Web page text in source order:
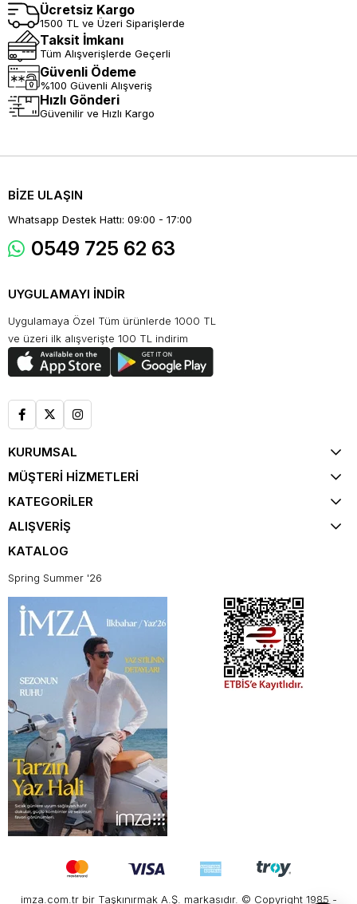
Ücretsiz Kargo
1500 TL ve Üzeri Siparişlerde
Taksit İmkanı
Tüm Alışverişlerde Geçerli
Güvenli Ödeme
%100 Güvenli Alışveriş
Hızlı Gönderi
Güvenilir ve Hızlı Kargo
BİZE ULAŞIN
Whatsapp Destek Hattı: 09:00 - 17:00
0549 725 62 63
UYGULAMAYI İNDİR
Uygulamaya Özel Tüm ürünlerde 1000 TL
ve üzeri ilk alışverişte 100 TL indirim
KURUMSAL
MÜŞTERİ HİZMETLERİ
KATEGORİLER
ALIŞVERİŞ
KATALOG
Spring Summer '26
imza.com.tr bir Taşkınırmak A.Ş. markasıdır. © Copyright 1985 -